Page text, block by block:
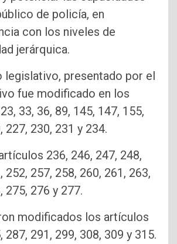
de policía, en
con los niveles de
jerárquica.
legislativo, presentado por el
fue modificado en los
33, 36, 89, 145, 147, 155,
227, 230, 231 y 234.
236, 246, 247, 248,
252, 257, 258, 260, 261, 263,
275, 276 y 277.
modificados los artículos
287, 291, 299, 308, 309 y 315.